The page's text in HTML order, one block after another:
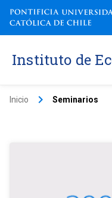
Instituto de
Inicio keyboard_arrow_right Seminarios